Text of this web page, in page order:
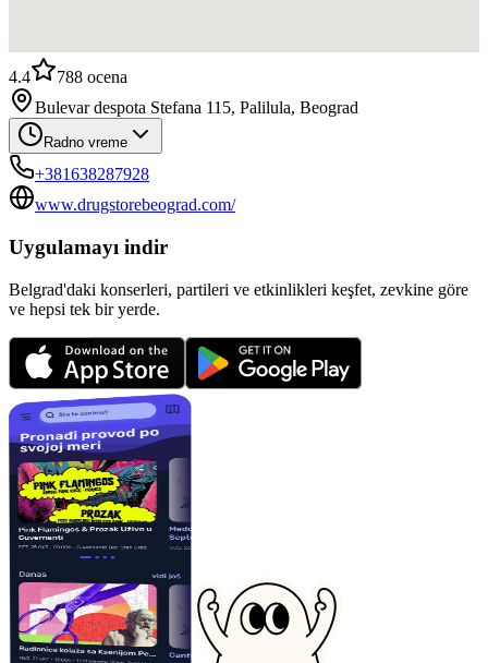
4.4 788 ocena
Bulevar despota Stefana 115, Palilula, Beograd
Radno vreme
+381638287928
www.drugstorebeograd.com/
Uygulamayı indir
Belgrad'daki konserleri, partileri ve etkinlikleri keşfet, zevkine göre
ve hepsi tek bir yerde.